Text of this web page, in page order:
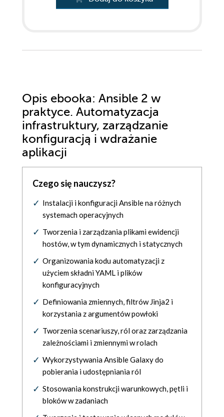
Opis ebooka: Ansible 2 w
praktyce. Automatyzacja
infrastruktury, zarządzanie
konfiguracją i wdrażanie
aplikacji
Czego się nauczysz?
Instalacji i konfiguracji Ansible na różnych
systemach operacyjnych
Tworzenia i zarządzania plikami ewidencji
hostów, w tym dynamicznych i statycznych
Organizowania kodu automatyzacji z
użyciem składni YAML i plików
konfiguracyjnych
Definiowania zmiennych, filtrów Jinja2 i
korzystania z argumentów powłoki
Tworzenia scenariuszy, ról oraz zarządzania
zależnościami i zmiennymi w rolach
Wykorzystywania Ansible Galaxy do
pobierania i udostępniania ról
Stosowania konstrukcji warunkowych, pętli i
bloków w zadaniach